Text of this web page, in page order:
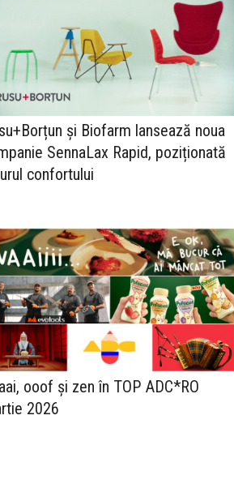
și Biofarm lansează noua
SennaLax Rapid, poziționată
confortului
ooof și zen în TOP ADC*RO
2026